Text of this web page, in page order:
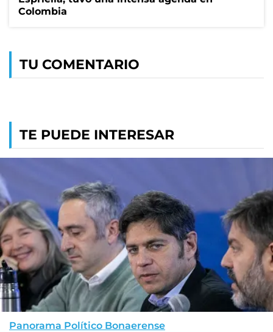
Colombia
TU COMENTARIO
TE PUEDE INTERESAR
Panorama Político Bonaerense